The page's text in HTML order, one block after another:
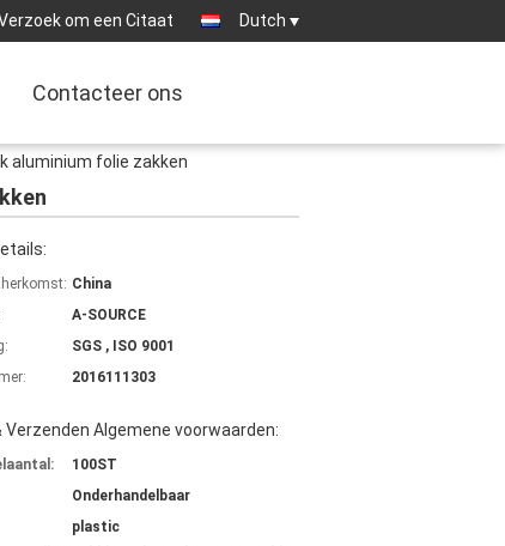
om een Citaat Dutch
Contacteer ons
aluminium folie zakken
China
A-SOURCE
SGS , ISO 9001
2016111303
Verzenden Algemene voorwaarden:
100ST
Onderhandelbaar
plastic